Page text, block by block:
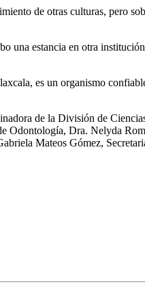
de otras culturas, pero
estancia en otra
es un organismo
de la División de
Dra. Nelyda
Mateos Gómez,